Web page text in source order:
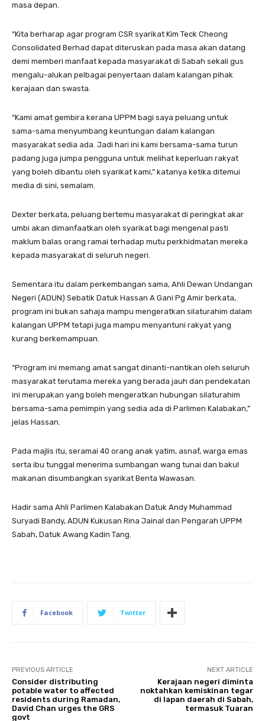
masa depan.
“Kita berharap agar program CSR syarikat Kim Teck Cheong
Consolidated Berhad dapat diteruskan pada masa akan datang
demi memberi manfaat kepada masyarakat di Sabah sekali gus
mengalu-alukan pelbagai penyertaan dalam kalangan pihak
kerajaan dan swasta.
“Kami amat gembira kerana UPPM bagi saya peluang untuk
sama-sama menyumbang keuntungan dalam kalangan
masyarakat sedia ada. Jadi hari ini kami bersama-sama turun
padang juga jumpa pengguna untuk melihat keperluan rakyat
yang boleh dibantu oleh syarikat kami,” katanya ketika ditemui
media di sini, semalam.
Dexter berkata, peluang bertemu masyarakat di peringkat akar
umbi akan dimanfaatkan oleh syarikat bagi mengenal pasti
maklum balas orang ramai terhadap mutu perkhidmatan mereka
kepada masyarakat di seluruh negeri.
Sementara itu dalam perkembangan sama, Ahli Dewan Undangan
Negeri (ADUN) Sebatik Datuk Hassan A Gani Pg Amir berkata,
program ini bukan sahaja mampu mengeratkan silaturahim dalam
kalangan UPPM tetapi juga mampu menyantuni rakyat yang
kurang berkemampuan.
“Program ini memang amat sangat dinanti-nantikan oleh seluruh
masyarakat terutama mereka yang berada jauh dan pendekatan
ini merupakan yang boleh mengeratkan hubungan silaturahim
bersama-sama pemimpin yang sedia ada di Parlimen Kalabakan,”
jelas Hassan.
Pada majlis itu, seramai 40 orang anak yatim, asnaf, warga emas
serta ibu tunggal menerima sumbangan wang tunai dan bakul
makanan disumbangkan syarikat Benta Wawasan.
Hadir sama Ahli Parlimen Kalabakan Datuk Andy Muhammad
Suryadi Bandy, ADUN Kukusan Rina Jainal dan Pengarah UPPM
Sabah, Datuk Awang Kadin Tang.
Facebook Twitter
PREVIOUS ARTICLE
Consider distributing
potable water to affected
residents during Ramadan,
David Chan urges the GRS
govt
NEXT ARTICLE
Kerajaan negeri diminta
noktahkan kemiskinan tegar
di lapan daerah di Sabah,
termasuk Tuaran